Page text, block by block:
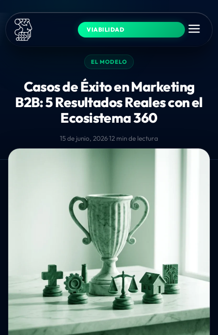
VIABILIDAD
EL MODELO
Casos de Éxito en Marketing
B2B: 5 Resultados Reales con el
Ecosistema 360
15 de junio, 2026·12 min de lectura